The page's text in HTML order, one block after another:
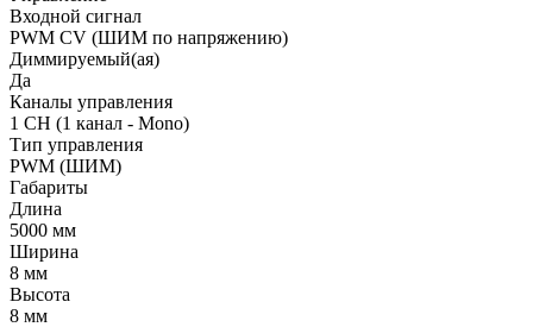
Входной сигнал
PWM СV (ШИМ по напряжению)
Диммируемый(ая)
Да
Каналы управления
1 CH (1 канал - Mono)
Тип управления
PWM (ШИМ)
Габариты
Длина
5000 мм
Ширина
8 мм
Высота
8 мм